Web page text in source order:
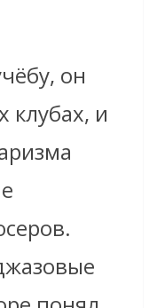
он
клубах, и